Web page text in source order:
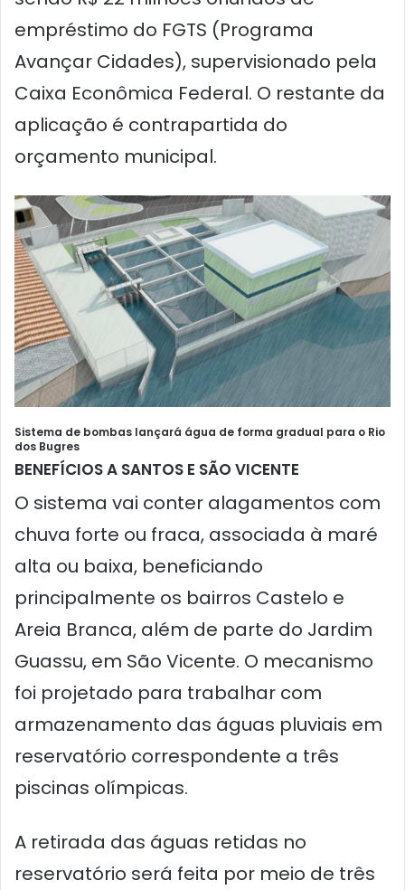
empréstimo do FGTS (Programa
Avançar Cidades), supervisionado pela
Caixa Econômica Federal. O restante da
aplicação é contrapartida do
orçamento municipal.
Sistema de bombas lançará água de forma gradual para o Rio
dos Bugres
BENEFÍCIOS A SANTOS E SÃO VICENTE
O sistema vai conter alagamentos com
chuva forte ou fraca, associada à maré
alta ou baixa, beneficiando
principalmente os bairros Castelo e
Areia Branca, além de parte do Jardim
Guassu, em São Vicente. O mecanismo
foi projetado para trabalhar com
armazenamento das águas pluviais em
reservatório correspondente a três
piscinas olímpicas.
A retirada das águas retidas no
reservatório será feita por meio de três